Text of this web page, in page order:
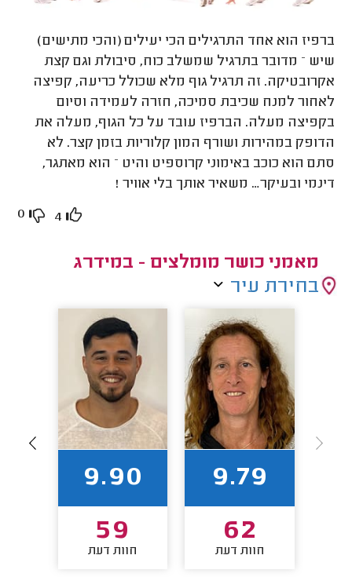
ברפיז הוא אחד התרגילים הכי יעילים (והכי מתישים)
שיש – מדובר בתרגיל שמשלב כוח, סיבולת וגם קצת
אקרובטיקה. זה תרגיל גוף מלא שכולל כריעה, קפיצה
לאחור למנח שכיבת סמיכה, חזרה לעמידה וסיום
בקפיצה מעלה. הברפיז עובד על כל הגוף, מעלה את
הדופק במהירות ושורף המון קלוריות בזמן קצר. לא
סתם הוא כוכב באימוני קרוספיט והיט – הוא מאתגר,
דינמי ובעיקר… משאיר אותך בלי אוויר !
4
0
מאמני כושר מומלצים - במידרג
בחירת עיר
9.79
62
חוות דעת
9.90
59
חוות דעת